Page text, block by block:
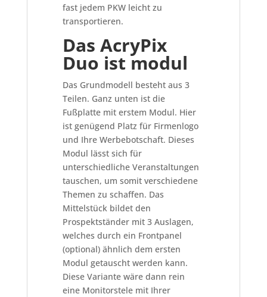
fast jedem PKW leicht zu
transportieren.
Das AcryPix
Duo ist modul
Das Grundmodell besteht aus 3
Teilen. Ganz unten ist die
Fußplatte mit erstem Modul. Hier
ist genügend Platz für Firmenlogo
und Ihre Werbebotschaft. Dieses
Modul lässt sich für
unterschiedliche Veranstaltungen
tauschen, um somit verschiedene
Themen zu schaffen. Das
Mittelstück bildet den
Prospektständer mit 3 Auslagen,
welches durch ein Frontpanel
(optional) ähnlich dem ersten
Modul getauscht werden kann.
Diese Variante wäre dann rein
eine Monitorstele mit Ihrer